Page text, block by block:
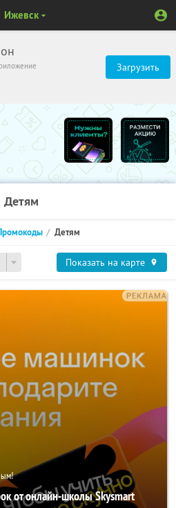
Загрузить
Ижевск
Детям
Детям
Показать на карте
от онлайн-школы Skysmart